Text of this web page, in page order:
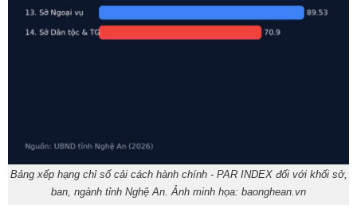
Bảng xếp hạng chỉ số cải cách hành chính - PAR INDEX đối với khối sở,
ban, ngành tỉnh Nghệ An. Ảnh minh họa: baonghean.vn